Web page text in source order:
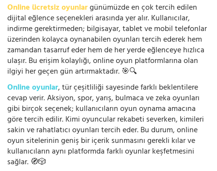
Online ücretsiz oyunlargünümüzde en çok tercih edilen
dijital eğlence seçenekleri arasında yer alır. Kullanıcılar,
indirme gerektirmeden; bilgisayar, tablet ve mobil telefonlar
üzerinden kolayca oynanabilen oyunları tercih ederek hem
zamandan tasarruf eder hem de her yerde eğlenceye hızlıca
ulaşır. Bu erişim kolaylığı, online oyun platformlarına olan
ilgiyi her geçen gün artırmaktadır. 🎯🔍
Online oyunlar, tür çeşitliliği sayesinde farklı beklentilere
cevap verir. Aksiyon, spor, yarış, bulmaca ve zeka oyunları
gibi birçok seçenek; kullanıcıların oyun oynama amacına
göre tercih edilir. Kimi oyuncular rekabeti severken, kimileri
sakin ve rahatlatıcı oyunları tercih eder. Bu durum, online
oyun sitelerinin geniş bir içerik sunmasını gerekli kılar ve
kullanıcıların aynı platformda farklı oyunlar keşfetmesini
sağlar. 🧭🎲